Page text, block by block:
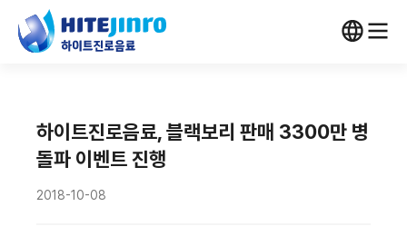
하이트진로음료, 블랙보리 판매 3300만 병
돌파 이벤트 진행
2018-10-08